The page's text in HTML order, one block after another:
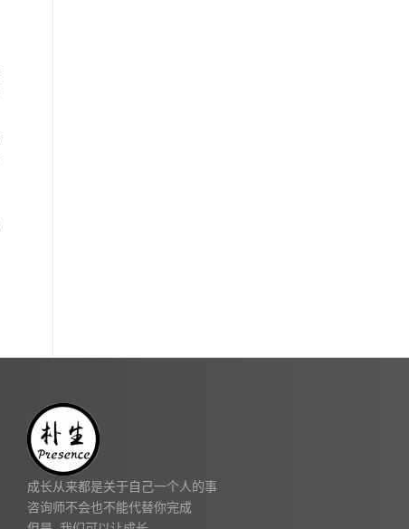
成长从来都是关于自己一个人的事
咨询师不会也不能代替你完成